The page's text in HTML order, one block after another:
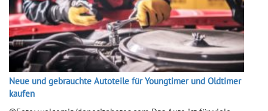
Neue und gebrauchte Autoteile für Youngtimer und Oldtimer
kaufen